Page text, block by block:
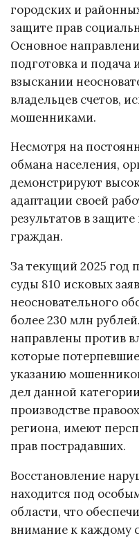
городских и
защите прав
Основное
подготовка и подача
взыскании
владельцев счетов,
мошенниками.
Несмотря на
обмана населения,
демонстрируют
адаптации своей
результатов в
граждан.
За текущий 2025 год
суды 810 исковых
неосновательного
более 230 млн
направлены против
которые
указанию
дел данной
производстве
региона, имеют
прав пострадавших.
Восстановление
находится под
области, что
внимание к каждому